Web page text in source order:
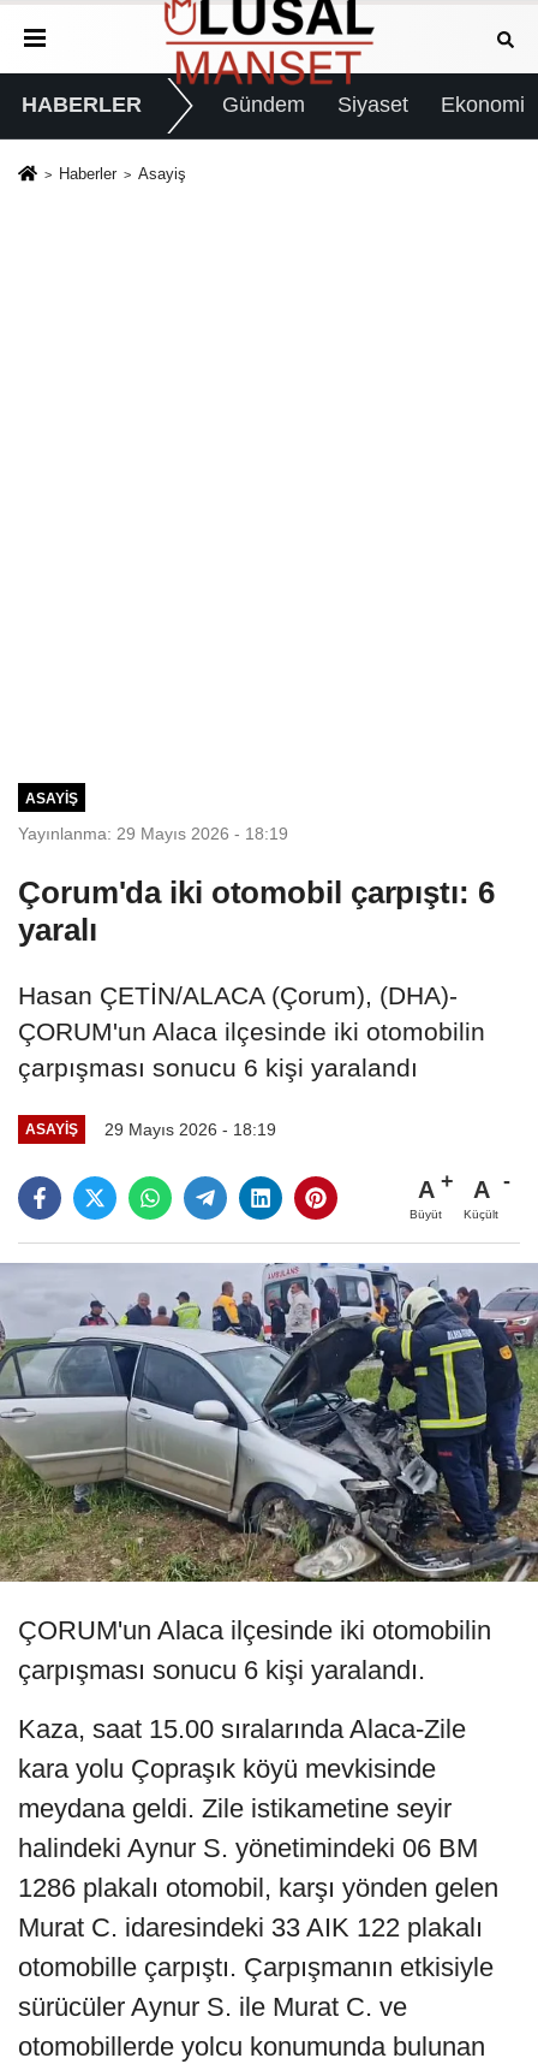
HABERLER Gündem Siyaset Ekonomi
Haberler Asayiş
ASAYIŞ
Yayınlanma: 29 Mayıs 2026 - 18:19
Çorum'da iki otomobil çarpıştı: 6
yaralı
Hasan ÇETİN/ALACA (Çorum), (DHA)-
ÇORUM'un Alaca ilçesinde iki otomobilin
çarpışması sonucu 6 kişi yaralandı
ASAYIŞ 29 Mayıs 2026 - 18:19
A
Büyüt
A
Küçült
ÇORUM'un Alaca ilçesinde iki otomobilin
çarpışması sonucu 6 kişi yaralandı.
Kaza, saat 15.00 sıralarında Alaca-Zile
kara yolu Çopraşık köyü mevkisinde
meydana geldi. Zile istikametine seyir
halindeki Aynur S. yönetimindeki 06 BM
1286 plakalı otomobil, karşı yönden gelen
Murat C. idaresindeki 33 AIK 122 plakalı
otomobille çarpıştı. Çarpışmanın etkisiyle
sürücüler Aynur S. ile Murat C. ve
otomobillerde yolcu konumunda bulunan